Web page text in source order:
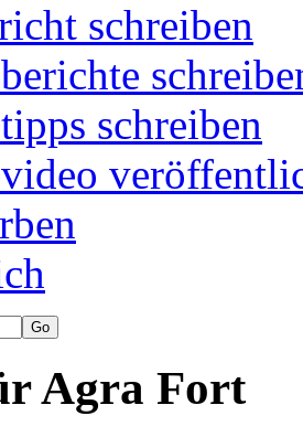
schreiben
schreiben
Agra Fort